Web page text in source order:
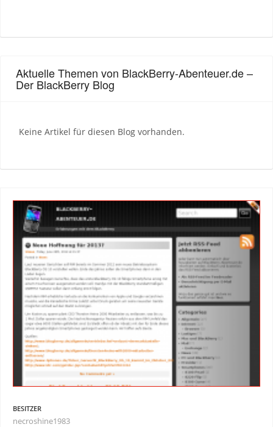
Aktuelle Themen von BlackBerry-Abenteuer.de –
Der BlackBerry Blog
Keine Artikel für diesen Blog vorhanden.
BESITZER
necroshine1983